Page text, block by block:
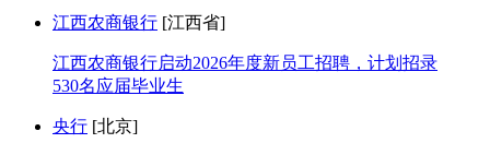
江西农商银行 [江西省]
江西农商银行启动2026年度新员工招聘，计划招录
530名应届毕业生
央行 [北京]